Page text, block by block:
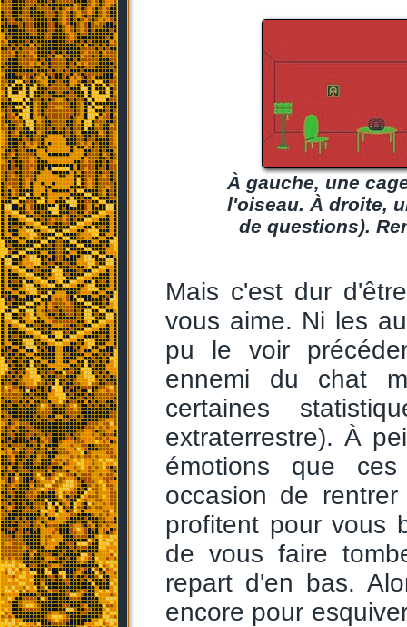
À gauche, une
l'oiseau. À droite,
de questions).
Mais c'est dur
vous aime. Ni les
pu le voir
ennemi du chat
certaines
extraterrestre). À
émotions que
occasion de
profitent pour vous
de vous faire
repart d'en bas.
encore pour